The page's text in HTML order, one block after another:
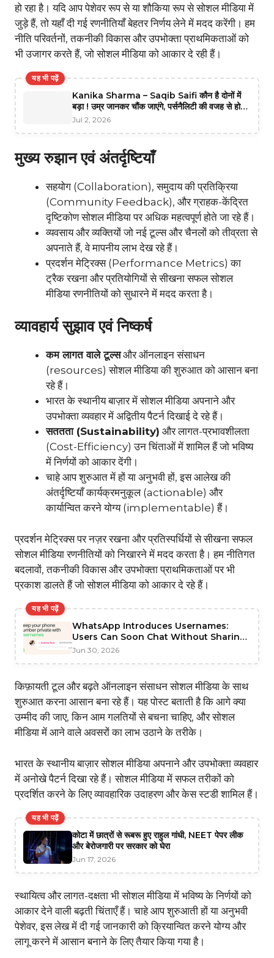
हो रहा है। यदि आप पेशेवर रूप से या शौकिया रूप से सोशल मीडिया में
जुड़े हैं, तो यहाँ दी गई रणनीतियाँ बेहतर निर्णय लेने में मदद करेंगी। हम
नीति परिवर्तनों, तकनीकी विकास और उपभोक्ता प्राथमिकताओं को
भी उजागर करते हैं, जो सोशल मीडिया को आकार दे रही हैं।
यह भी पढ़ें
Kanika Sharma – Saqib Saifi कौन है दोनों में
बड़ा ! उम्र जानकर चौंक जाएंगे, पर्सनैलिटी की वजह से होती
है गलतफहमी
Jul 2, 2026
मुख्य रुझान एवं अंतर्दृष्टियाँ
सहयोग (Collaboration), समुदाय की प्रतिक्रिया
(Community Feedback), और ग्राहक-केंद्रित
दृष्टिकोण सोशल मीडिया पर अधिक महत्वपूर्ण होते जा रहे हैं।
व्यवसाय और व्यक्तियों जो नई टूल्स और चैनलों को तीव्रता से
अपनाते हैं, वे मापनीय लाभ देख रहे हैं।
प्रदर्शन मेट्रिक्स (Performance Metrics) का
ट्रैक रखना और प्रतियोगियों से सीखना सफल सोशल
मीडिया रणनीतियों को सुधारने में मदद करता है।
व्यावहार्य सुझाव एवं निष्कर्ष
कम लागत वाले टूल्सऔर ऑनलाइन संसाधन
(resources) सोशल मीडिया की शुरुआत को आसान बना
रहे हैं।
भारत के स्थानीय बाज़ार में सोशल मीडिया अपनाने और
उपभोक्ता व्यवहार में अद्वितीय पैटर्न दिखाई दे रहे हैं।
सततता (Sustainability) और लागत-प्रभावशीलता
(Cost-Efficiency) उन चिंताओं में शामिल हैं जो भविष्य
में निर्णयों को आकार देंगी।
चाहे आप शुरुआत में हों या अनुभवी हों, इस आलेख की
अंतर्दृष्टियाँ कार्यक्रमनुकूल (actionable) और
कार्यान्वित करने योग्य (implementable) हैं।
प्रदर्शन मेट्रिक्स पर नज़र रखना और प्रतिस्पर्धियों से सीखना सफल
सोशल मीडिया रणनीतियों को निखारने में मदद करता है। हम नीतिगत
बदलावों, तकनीकी विकास और उपभोक्ता प्राथमिकताओं पर भी
प्रकाश डालते हैं जो सोशल मीडिया को आकार दे रहे हैं।
यह भी पढ़ें
WhatsApp Introduces Usernames:
Users Can Soon Chat Without Sharing
Phone Numbers
Jun 30, 2026
किफ़ायती टूल और बढ़ते ऑनलाइन संसाधन सोशल मीडिया के साथ
शुरुआत करना आसान बना रहे हैं। यह पोस्ट बताती है कि आगे क्या
उम्मीद की जाए, किन आम गलतियों से बचना चाहिए, और सोशल
मीडिया में आने वाले अवसरों का लाभ उठाने के तरीके।
भारत के स्थानीय बाज़ार सोशल मीडिया अपनाने और उपभोक्ता व्यवहार
में अनोखे पैटर्न दिखा रहे हैं। सोशल मीडिया में सफल तरीकों को
प्रदर्शित करने के लिए व्यावहारिक उदाहरण और केस स्टडी शामिल हैं।
यह भी पढ़ें
कोटा में छात्रों से रूबरू हुए राहुल गांधी, NEET पेपर लीक
और बेरोजगारी पर सरकार को घेरा
Jun 17, 2026
स्थायित्व और लागत-दक्षता भी सोशल मीडिया में भविष्य के निर्णयों को
आकार देने वाली बढ़ती चिंताएँ हैं। चाहे आप शुरुआती हों या अनुभवी
पेशेवर, इस लेख में दी गई जानकारी को क्रियान्वित करने योग्य और
लागू करने में आसान बनाने के लिए तैयार किया गया है।